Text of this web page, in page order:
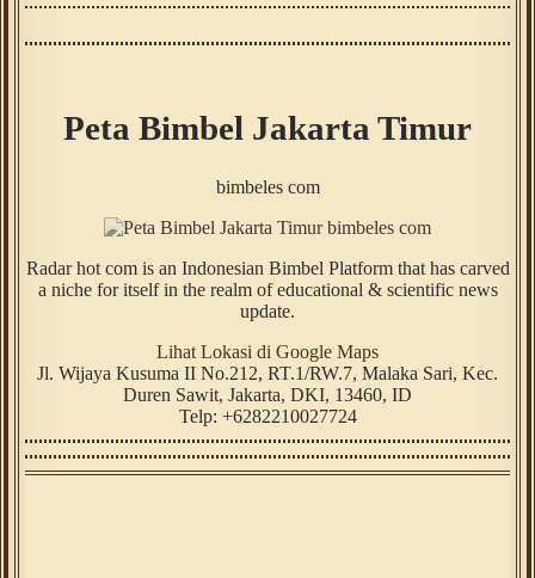
Peta Bimbel Jakarta Timur
bimbeles com
Radar hot com is an Indonesian Bimbel Platform that has carved
a niche for itself in the realm of educational & scientific news
update.
Lihat Lokasi di Google Maps
Jl. Wijaya Kusuma II No.212, RT.1/RW.7, Malaka Sari, Kec.
Duren Sawit, Jakarta, DKI, 13460, ID
Telp: +6282210027724